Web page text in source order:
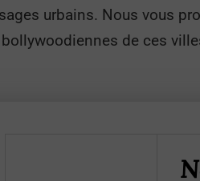
urbains. Nous vous
de ces